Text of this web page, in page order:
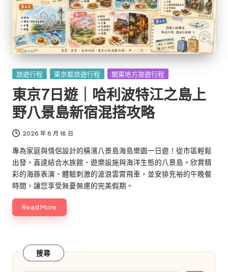
Posted
旅遊行程 東京都旅遊行程 關東地方旅遊行程
東京7日遊｜哈利波特江之島上
野八景島新宿混搭攻略
2026 年 6 月 18 日
專為家庭與情侶設計的橫濱八景島海島樂園一日遊！從市區輕鬆
出發，直達結合水族館、遊樂設施與海洋生態的八景島。欣賞精
彩的海豚表演、體驗刺激的波浪雲霄飛車，並安排充裕的午晚餐
時間，讓您享受無憂無慮的完美假期。
Read More
搜尋